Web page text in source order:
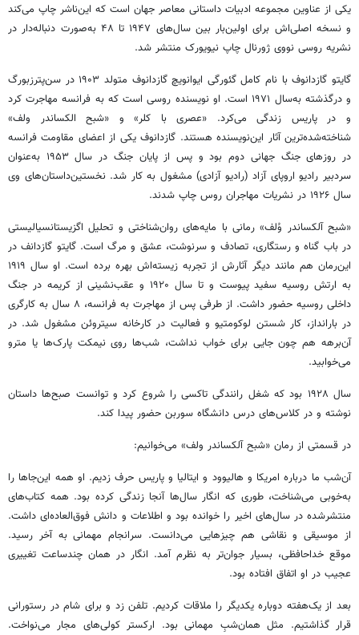
یکی از عناوین مجموعه ادبیات داستانی معاصر جهان است که این‌ناشر چاپ می‌کند
و نسخه ‌اصلی‌اش برای اولین‌بار بین سال‌های ۱۹۴۷ تا ۴۸ به‌صورت دنباله‌دار در
نشریه روسی نووی‌ ژورنال چاپ نیویورک منتشر شد.
گایتو گازدانوف با نام کامل گئورگی ایوانویچ گازدانوف متولد ۱۹۰۳ در سن‌پترزبورگ
و درگذشته به‌سال ۱۹۷۱ است. او نویسنده روسی است که به فرانسه مهاجرت کرد
و در پاریس زندگی می‌کرد. «عصری با کلر» و «شبح الکساندر ولف»
شناخته‌شده‌ترین آثار این‌نویسنده هستند. گازدانوف یکی از اعضای مقاومت فرانسه
در روزهای جنگ جهانی دوم بود و پس از پایان جنگ در سال ۱۹۵۳ به‌عنوان
سردبیر رادیو اروپای آزاد (رادیو آزادی) مشغول به کار شد. نخستین‌داستان‌های وی
سال ۱۹۲۶ در نشریات مهاجران روس چاپ شدند.
«شبح آلکساندر وُلف» رمانی با مایه‌های روان‌شناختی و تحلیل اگزیستانسیالیستی
در باب گناه و رستگاری، تصادف و سرنوشت، عشق و مرگ است. گایتو گازدانف در
این‌رمان هم مانند دیگر آثارش از تجربه زیسته‌اش بهره برده است. او سال ۱۹۱۹
به ارتش روسیه سفید پیوست و تا سال ۱۹۲۰ و عقب‌نشینی از کریمه در جنگ
داخلی روسیه حضور داشت. از طرفی پس از مهاجرت به فرانسه، ۸ سال به کارگری
در بارانداز، کار شستن لوکومتیو و فعالیت در کارخانه سیتروئن مشغول شد. در
آن‌برهه هم چون جایی برای خواب نداشت، شب‌ها روی نیمکت پارک‌ها یا مترو
می‌خوابید.
سال ۱۹۲۸ بود که شغل رانندگی تاکسی را شروع کرد و توانست صبح‌ها داستان
نوشته و در کلاس‌های درس دانشگاه سوربن حضور پیدا کند.
در قسمتی از رمان «شبح آلکساندر ولف» می‌خوانیم:
آن‌شب ما درباره امریکا و هالیوود و ایتالیا و پاریس حرف زدیم. او همه این‌جاها را
به‌خوبی می‌شناخت، طوری که انگار سال‌ها آنجا زندگی کرده بود. همه کتاب‌های
منتشرشده در سال‌های اخیر را خوانده بود و اطلاعات و دانش فوق‌العاده‌ای داشت.
از موسیقی و نقاشی هم چیزهایی می‌دانست. سرانجام مهمانی به آخر رسید.
موقع خداحافظی، بسیار جوان‌تر به نظرم آمد. انگار در همان چندساعت تغییری
عجیب در او اتفاق افتاده بود.
بعد از یک‌هفته دوباره یکدیگر را ملاقات کردیم. تلفن زد و برای شام در رستورانی
قرار گذاشتیم. مثل همان‌شبِ مهمانی بود. ارکستر کولی‌های مجار می‌نواخت.